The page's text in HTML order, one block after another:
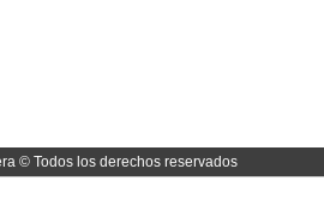
© Todos los derechos reservados